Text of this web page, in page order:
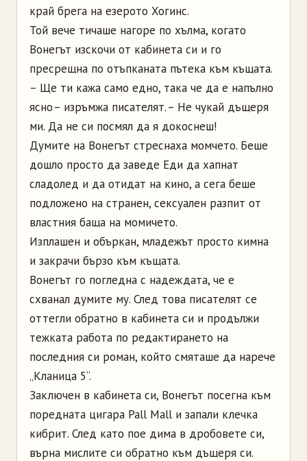
край брега на езерото Хогинс.
Той вече тичаше нагоре по хълма, когато
Вонегът изскочи от кабинета си и го
пресрещна по отъпканата пътека към къщата.
– Ще ти кажа само едно, така че да е напълно
ясно – изръмжа писателят. – Не чукай дъщеря
ми. Да не си посмял да я докоснеш!
Думите на Вонегът стреснаха момчето. Беше
дошло просто да заведе Еди да хапнат
сладолед и да отидат на кино, а сега беше
подложено на странен, сексуален разпит от
властния баща на момичето.
Изплашен и объркан, младежът просто кимна
и закрачи бързо към къщата.
Вонегът го погледна с надеждата, че е
схванал думите му. След това писателят се
оттегли обратно в кабинета си и продължи
тежката работа по редактирането на
последния си роман, който смяташе да нарече
„Кланица 5“.
Заключен в кабинета си, Вонегът посегна към
поредната цигара Pall Mall и запали клечка
кибрит. След като пое дима в дробовете си,
върна мислите си обратно към дъщеря си.